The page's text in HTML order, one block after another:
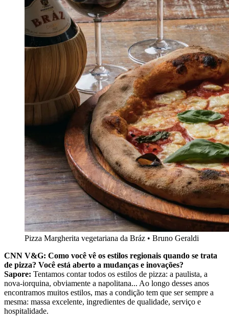
Pizza Margherita vegetariana da Bráz • Bruno Geraldi
CNN V&G: Como você vê os estilos regionais quando se trata
de pizza? Você está aberto a mudanças e inovações?
Sapore: Tentamos contar todos os estilos de pizza: a paulista, a
nova-iorquina, obviamente a napolitana... Ao longo desses anos
encontramos muitos estilos, mas a condição tem que ser sempre a
mesma: massa excelente, ingredientes de qualidade, serviço e
hospitalidade.